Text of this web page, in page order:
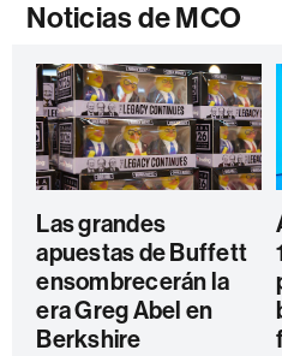
Noticias de MCO
Las grandes
apuestas de Buffett
ensombrecerán la
era Greg Abel en
Berkshire